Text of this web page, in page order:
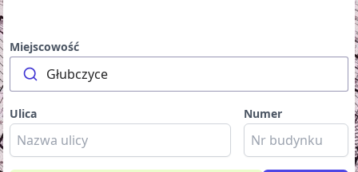
Miejscowość
Głubczyce
Ulica Numer